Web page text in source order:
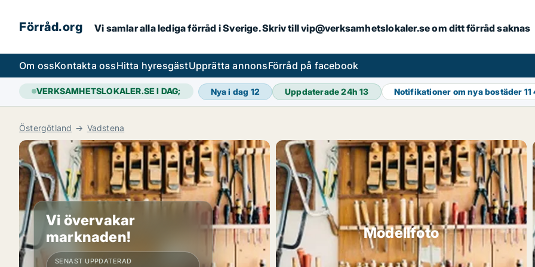
Förråd.org Vi samlar alla lediga förråd i Sverige. Skriv till vip@verksamhetslokaler.se om ditt förråd saknas
Om ossKontakta ossHitta hyresgästUpprätta annonsFörråd på facebook
VERKSAMHETSLOKALER.SE I DAG; Nya i dag 12 Uppdaterade 24h13 Notifikationer om nya bostäder
Östergötland Vadstena
Vi övervakar
marknaden!
SENAST UPPDATERAD
Modellfoto